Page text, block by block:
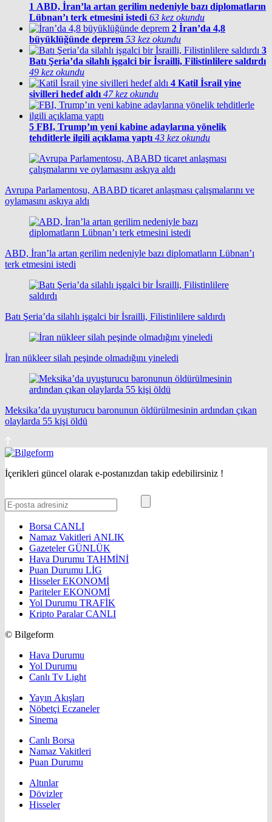
1 ABD, İran’la artan gerilim nedeniyle bazı diplomatların
Lübnan’ı terk etmesini istedi 63 kez okundu
2 İran’da 4,8
büyüklüğünde deprem 53 kez okundu
3
Batı Şeria’da silahlı işgalci bir İsrailli, Filistinlilere saldırdı
49 kez okundu
4 Katil İsrail yine
sivilleri hedef aldı 47 kez okundu
5 FBI, Trump’ın yeni kabine adaylarına yönelik
tehditlerle ilgili açıklama yaptı 43 kez okundu
Avrupa Parlamentosu, ABABD ticaret anlaşması çalışmalarını ve
oylamasını askıya aldı
ABD, İran’la artan gerilim nedeniyle bazı diplomatların Lübnan’ı
terk etmesini istedi
Batı Şeria’da silahlı işgalci bir İsrailli, Filistinlilere saldırdı
İran nükleer silah peşinde olmadığını yineledi
Meksika’da uyuşturucu baronunun öldürülmesinin ardından çıkan
olaylarda 55 kişi öldü
İçerikleri güncel olarak e-postanızdan takip edebilirsiniz !
Borsa CANLI
Namaz Vakitleri ANLIK
GazetelerGÜNLÜK
Hava Durumu TAHMİNİ
Puan Durumu LİG
HisselerEKONOMİ
ParitelerEKONOMİ
Yol Durumu TRAFİK
Kripto ParalarCANLI
© Bilgeform
Hava Durumu
Yol Durumu
Canlı Tv Light
Yayın Akışları
Nöbetçi Eczaneler
Sinema
Canlı Borsa
Namaz Vakitleri
Puan Durumu
Altınlar
Dövizler
Hisseler